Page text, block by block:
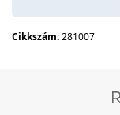
Cikkszám:281007